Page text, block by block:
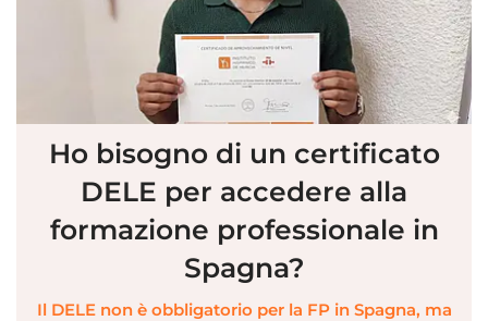
Ho bisogno di un certificato
DELE per accedere alla
formazione professionale in
Spagna?
Il DELE non è obbligatorio per la FP in Spagna, ma